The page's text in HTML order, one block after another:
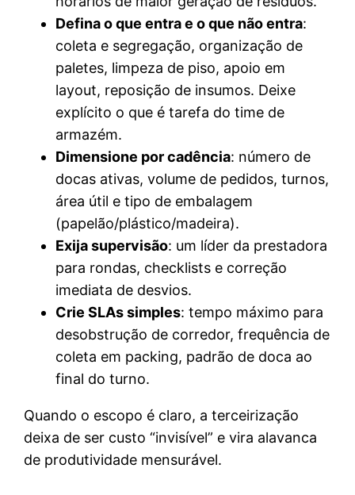
Defina o que entra e o que não entra:
coleta e segregação, organização de
paletes, limpeza de piso, apoio em
layout, reposição de insumos. Deixe
explícito o que é tarefa do time de
armazém.
Dimensione por cadência: número de
docas ativas, volume de pedidos, turnos,
área útil e tipo de embalagem
(papelão/plástico/madeira).
Exija supervisão: um líder da prestadora
para rondas, checklists e correção
imediata de desvios.
Crie SLAs simples: tempo máximo para
desobstrução de corredor, frequência de
coleta em packing, padrão de doca ao
final do turno.
Quando o escopo é claro, a terceirização
deixa de ser custo “invisível” e vira alavanca
de produtividade mensurável.